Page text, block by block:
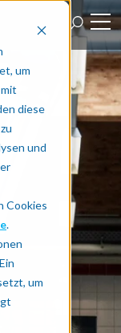
um
diese
und
Cookies
.
um